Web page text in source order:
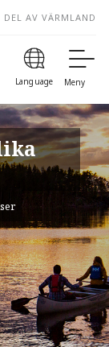
DEL AV VÄRMLAND
Language Meny